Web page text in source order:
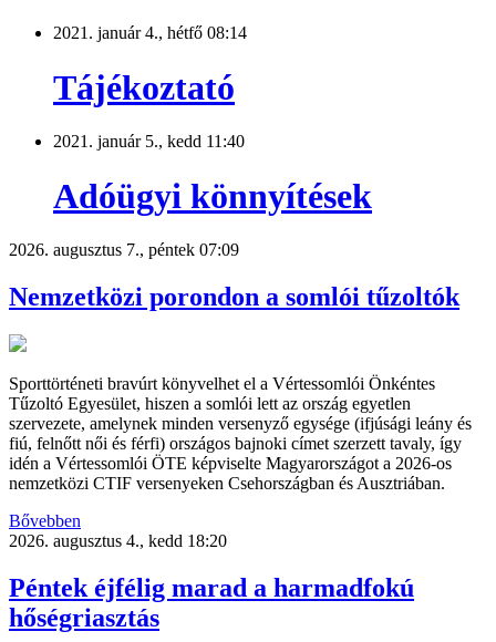
2021. január 4., hétfő 08:14
Tájékoztató
2021. január 5., kedd 11:40
Adóügyi könnyítések
2026. augusztus 7., péntek 07:09
Nemzetközi porondon a somlói tűzoltók
Sporttörténeti bravúrt könyvelhet el a Vértessomlói Önkéntes
Tűzoltó Egyesület, hiszen a somlói lett az ország egyetlen
szervezete, amelynek minden versenyző egysége (ifjúsági leány és
fiú, felnőtt női és férfi) országos bajnoki címet szerzett tavaly, így
idén a Vértessomlói ÖTE képviselte Magyarországot a 2026-os
nemzetközi CTIF versenyeken Csehországban és Ausztriában.
Bővebben
2026. augusztus 4., kedd 18:20
Péntek éjfélig marad a harmadfokú
hőségriasztás